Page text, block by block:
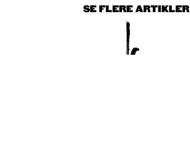
SE FLERE ARTIKLER